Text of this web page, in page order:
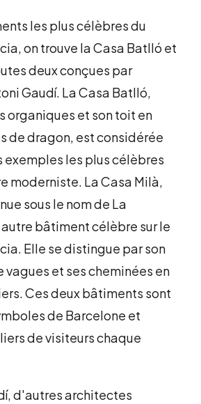
les plus célèbres du
on trouve la Casa Batlló et
deux conçues par
Gaudí. La Casa Batlló,
organiques et son toit en
de dragon, est considérée
exemples les plus célèbres
moderniste. La Casa Milà,
sous le nom de La
bâtiment célèbre sur le
Elle se distingue par son
vagues et ses cheminées en
Ces deux bâtiments sont
de Barcelone et
de visiteurs chaque
d'autres architectes